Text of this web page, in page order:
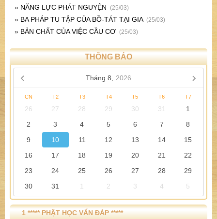
» NĂNG LỰC PHÁT NGUYỆN (25/03)
» BA PHÁP TU TẬP CỦA BỒ-TÁT TẠI GIA (25/03)
» BẢN CHẤT CỦA VIỆC CẦU CƠ (25/03)
THÔNG BÁO
Tháng 8, 2026
CN T2 T3 T4 T5 T6 T7
26 27 28 29 30 31
1
2
3 4 5 6 7
8
9
10 11 12 13 14
15
16
17 18 19 20 21
22
23
24 25 26 27 28
29
30
31 1 2 3 4 5
1 ***** PHẬT HỌC VẤN ĐÁP *****